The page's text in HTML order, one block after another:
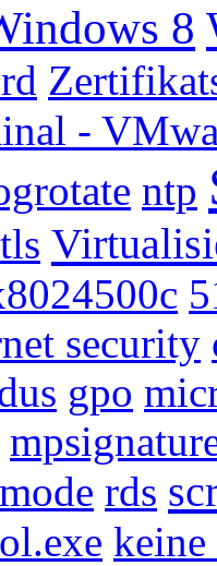
8
-
ntp
tls
security
gpo
rds
keine